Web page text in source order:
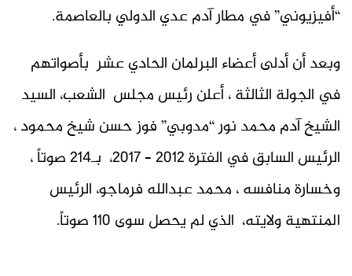
“أفيزيوني” في مطار آدم عدي الدولي بالعاصمة.
وبعد أن أدلى أعضاء البرلمان الحادي عشر بأصواتهم
في الجولة الثالثة ، أعلن رئيس مجلس الشعب، السيد
الشيخ آدم محمد نور “مدوبي” فوز حسن شيخ محمود ،
الرئيس السابق في الفترة 2012 – 2017، بـ214 صوتاً ،
وخسارة منافسه ، محمد عبدالله فرماجو، الرئيس
المنتهية ولايته، الذي لم يحصل سوى 110 صوتاً.